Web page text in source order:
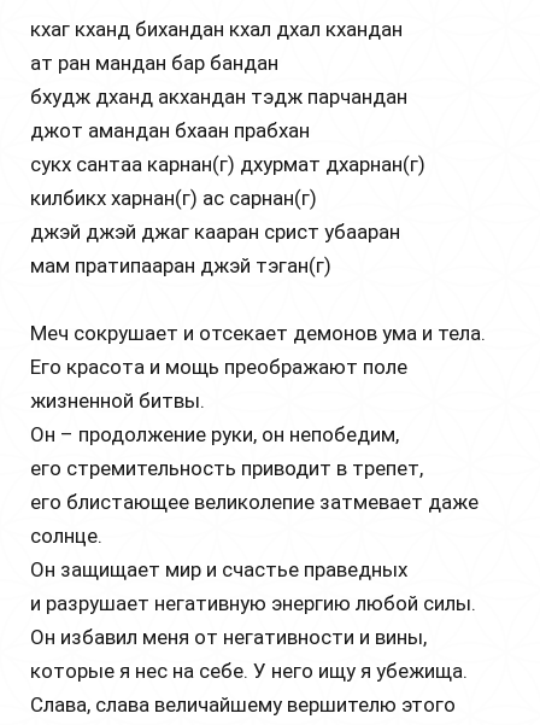
кхаг кханд бихандан кхал дхал кхандан
ат ран мандан бар бандан
бхудж дханд акхандан тэдж парчандан
джот амандан бхаан прабхан
сукх сантаа карнан(г) дхурмат дхарнан(г)
килбикх харнан(г) ас сарнан(г)
джэй джэй джаг кааран срист убааран
мам пратипааран джэй тэган(г)
Меч сокрушает и отсекает демонов ума и тела.
Его красота и мощь преображают поле
жизненной битвы.
Он – продолжение руки, он непобедим,
его стремительность приводит в трепет,
его блистающее великолепие затмевает даже
солнце.
Он защищает мир и счастье праведных
и разрушает негативную энергию любой силы.
Он избавил меня от негативности и вины,
которые я нес на себе. У него ищу я убежища.
Слава, слава величайшему вершителю этого